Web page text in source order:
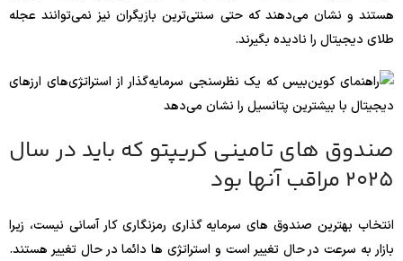
هستند و نشان می‌دهند که حتی سنتی‌ترین بازیگران نیز نمی‌توانند عجله
طلای دیجیتال را نادیده بگیرند.
صندوق های تامینی کریپتو که باید در سال
2025 مراقب آنها بود
انتخاب بهترین صندوق های سرمایه گذاری رمزنگاری کار آسانی نیست، زیرا
بازار به سرعت در حال تغییر است و استراتژی ها دائما در حال تغییر هستند.